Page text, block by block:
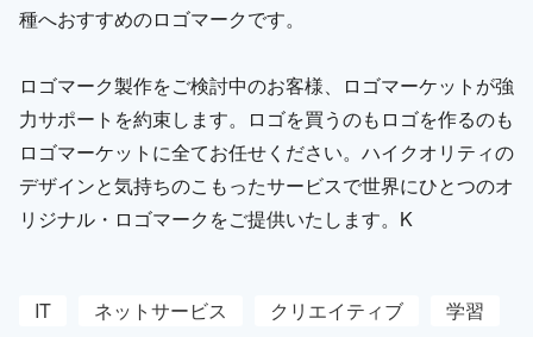
種へおすすめのロゴマークです。
ロゴマーク製作をご検討中のお客様、ロゴマーケットが強
力サポートを約束します。ロゴを買うのもロゴを作るのも
ロゴマーケットに全てお任せください。ハイクオリティの
デザインと気持ちのこもったサービスで世界にひとつのオ
リジナル・ロゴマークをご提供いたします。K
IT ネットサービス クリエイティブ
学習